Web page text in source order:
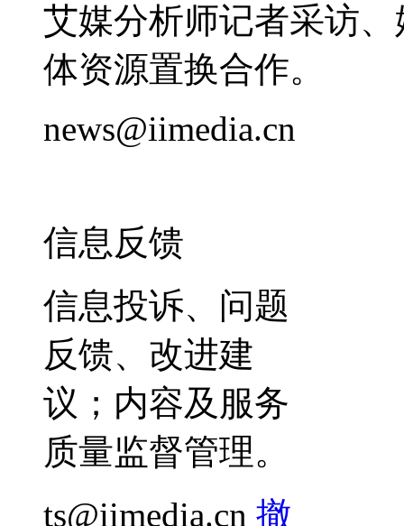
艾媒分析师记者采访
体资源置换合作。
news@iimedia.cn
信息反馈
信息投诉、问题
反馈、改进建
议；内容及服务
质量监督管理。
ts@iimedia.cn 撤